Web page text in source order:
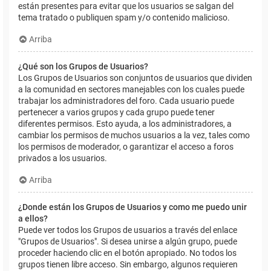
están presentes para evitar que los usuarios se salgan del
tema tratado o publiquen spam y/o contenido malicioso.
Arriba
¿Qué son los Grupos de Usuarios?
Los Grupos de Usuarios son conjuntos de usuarios que dividen
a la comunidad en sectores manejables con los cuales puede
trabajar los administradores del foro. Cada usuario puede
pertenecer a varios grupos y cada grupo puede tener
diferentes permisos. Esto ayuda, a los administradores, a
cambiar los permisos de muchos usuarios a la vez, tales como
los permisos de moderador, o garantizar el acceso a foros
privados a los usuarios.
Arriba
¿Donde están los Grupos de Usuarios y como me puedo unir
a ellos?
Puede ver todos los Grupos de usuarios a través del enlace
"Grupos de Usuarios". Si desea unirse a algún grupo, puede
proceder haciendo clic en el botón apropiado. No todos los
grupos tienen libre acceso. Sin embargo, algunos requieren